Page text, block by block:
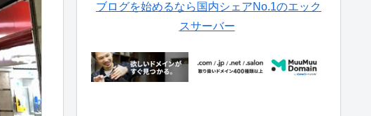
ブログを始めるなら国内シェアNo.1のエック
スサーバー